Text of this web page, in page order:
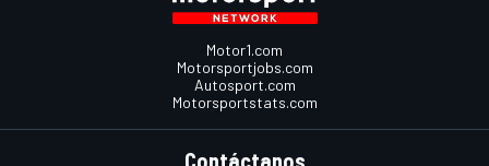
Motor1.com
Motorsportjobs.com
Autosport.com
Motorsportstats.com
Contáctanos